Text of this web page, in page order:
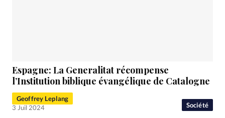
RUBRIQUES
Bible Culture
Eglises
Histoire
Liberté religieuse Société
Espagne: La Generalitat récompense
l’Institution biblique évangélique de Catalogne
Geoffrey Leplang
3 Juil 2024